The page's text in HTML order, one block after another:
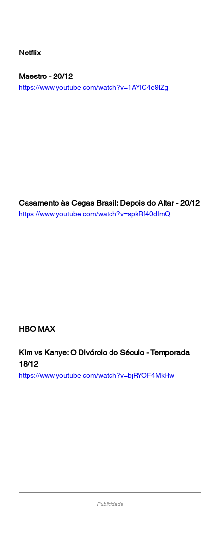
Netflix
Maestro - 20/12
https://www.youtube.com/watch?v=1AYIC4e9lZg
Casamento às Cegas Brasil: Depois do Altar - 20/12
https://www.youtube.com/watch?v=spkRf40dImQ
HBO MAX
Kim vs Kanye: O Divórcio do Século - Temporada
18/12
https://www.youtube.com/watch?v=bjRYOF4MkHw
Publicidade